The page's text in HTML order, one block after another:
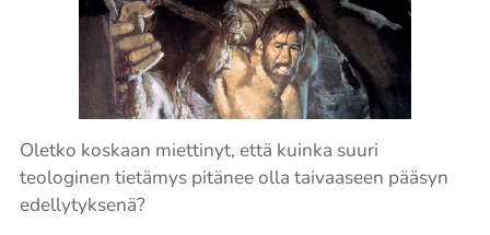
Oletko koskaan miettinyt, että kuinka suuri
teologinen tietämys pitänee olla taivaaseen pääsyn
edellytyksenä?